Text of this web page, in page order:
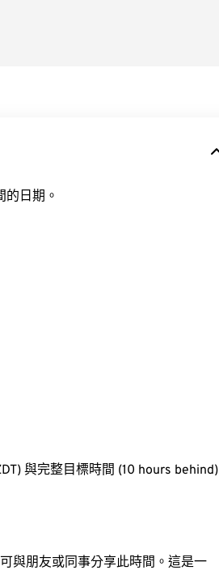
日期。
與完整目標時間 (10 hours behind)
與朋友或同事分享此時間。這是一